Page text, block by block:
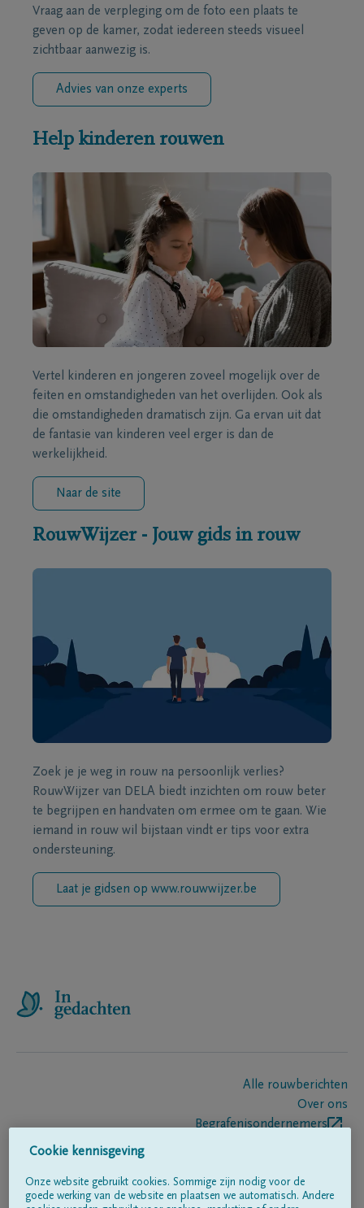
Vraag aan de verpleging om de foto een plaats te
geven op de kamer, zodat iedereen steeds visueel
zichtbaar aanwezig is.
Advies van onze experts
Help kinderen rouwen
Vertel kinderen en jongeren zoveel mogelijk over de
feiten en omstandigheden van het overlijden. Ook als
die omstandigheden dramatisch zijn. Ga ervan uit dat
de fantasie van kinderen veel erger is dan de
werkelijkheid.
Naar de site
RouwWijzer - Jouw gids in rouw
Zoek je je weg in rouw na persoonlijk verlies?
RouwWijzer van DELA biedt inzichten om rouw beter
te begrijpen en handvaten om ermee om te gaan. Wie
iemand in rouw wil bijstaan vindt er tips voor extra
ondersteuning.
Laat je gidsen op www.rouwwijzer.be
Alle rouwberichten
Over ons
Begrafenisondernemers
Volg ons op
Cookie kennisgeving
Onze website gebruikt cookies. Sommige zijn nodig voor de
goede werking van de website en plaatsen we automatisch. Andere